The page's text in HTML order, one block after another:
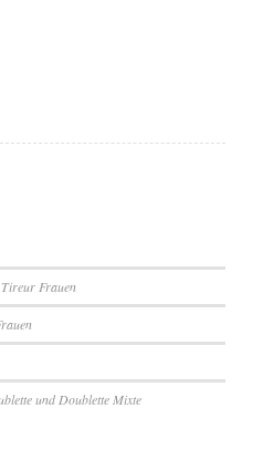
Frauen
und Doublette Mixte